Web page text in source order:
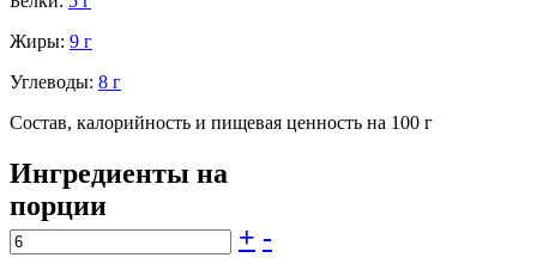
Жиры: 9 г
Углеводы: 8 г
Состав, калорийность и пищевая ценность на 100 г
Ингредиенты на
порции
+ -